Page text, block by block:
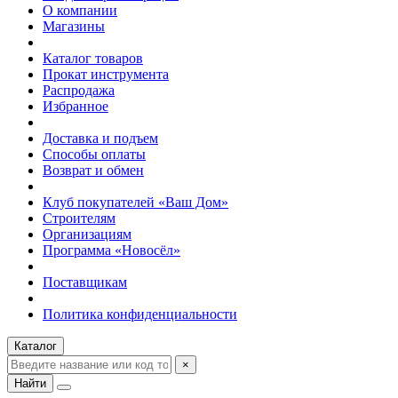
О компании
Магазины
Каталог товаров
Прокат инструмента
Распродажа
Избранное
Доставка и подъем
Способы оплаты
Возврат и обмен
Клуб покупателей «Ваш Дом»
Строителям
Организациям
Программа «Новосёл»
Поставщикам
Политика конфиденциальности
Каталог
×
Найти